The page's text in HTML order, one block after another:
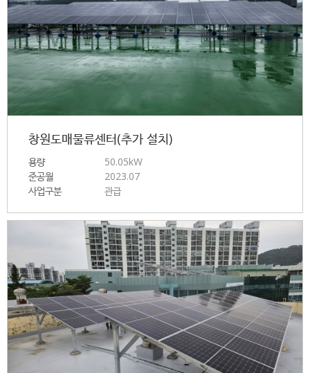
창원도매물류센터(추가 설치)
용량
50.05kW
준공월
2023.07
사업구분
관급